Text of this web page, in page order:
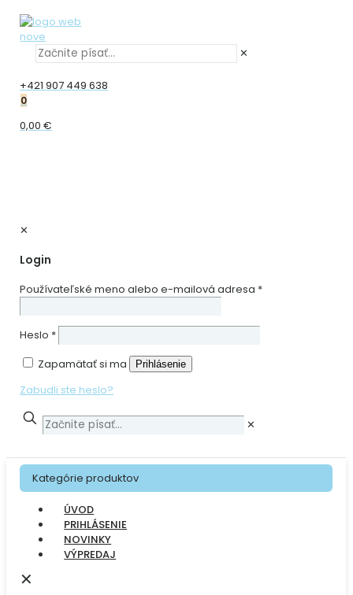
✕
+421 907 449 638
0
0,00 €
✕
Login
Používateľské meno alebo e-mailová adresa *
Heslo *
Zapamätať si ma
Prihlásenie
Zabudli ste heslo?
✕
Kategórie produktov
ÚVOD
PRIHLÁSENIE
NOVINKY
VÝPREDAJ
✕